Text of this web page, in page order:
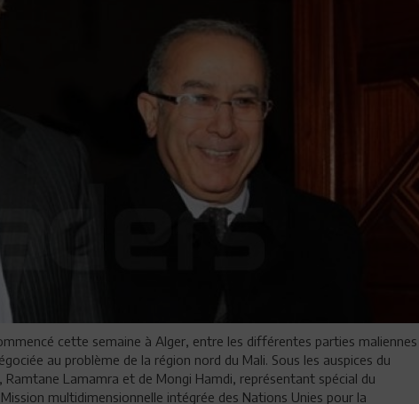
cette semaine à Alger, entre les différentes parties maliennes
au problème de la région nord du Mali. Sous les auspices du
Lamamra et de Mongi Hamdi, représentant spécial du
multidimensionnelle intégrée des Nations Unies pour la